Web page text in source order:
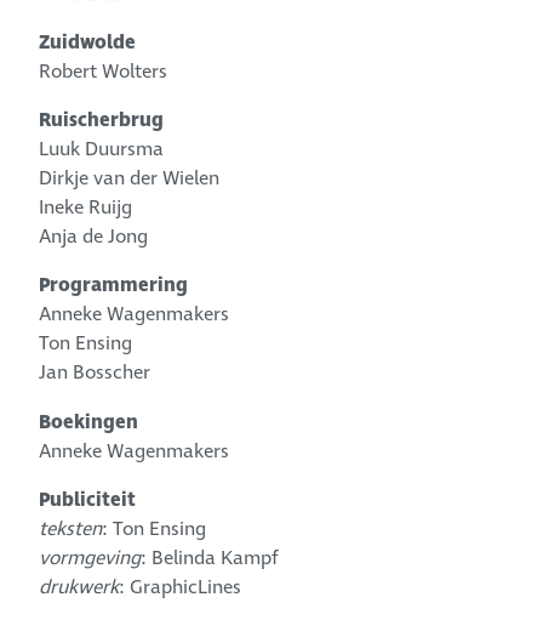
Zuidwolde
Robert Wolters
Ruischerbrug
Luuk Duursma
Dirkje van der Wielen
Ineke Ruijg
Anja de Jong
Programmering
Anneke Wagenmakers
Ton Ensing
Jan Bosscher
Boekingen
Anneke Wagenmakers
Publiciteit
teksten: Ton Ensing
vormgeving: Belinda Kampf
drukwerk: GraphicLines